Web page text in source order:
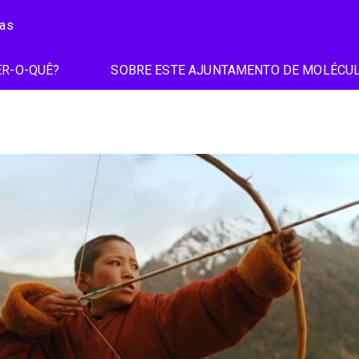
O-QUÊ? SOBRE ESTE AJUNTAMENTO DE